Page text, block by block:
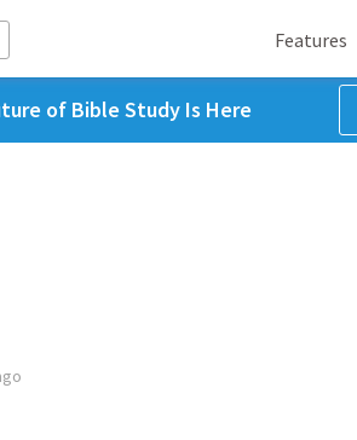
Features
of Bible Study Is Here